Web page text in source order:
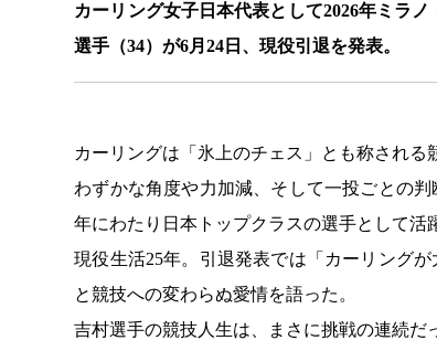
カーリング女子日本代表として2026年ミラ
選手（34）が6月24日、現役引退を発表。
カーリングは「氷上のチェス」とも称される
わずかな角度や力加減、そして一投ごとの
年にわたり日本トップクラスの選手として活
現役生活25年。引退発表では「カーリング
と競技への変わらぬ愛情を語った。
吉村選手の競技人生は、まさに挑戦の連続だ